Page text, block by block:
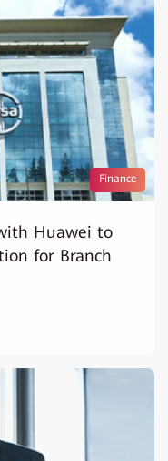
Finance
Huawei to
for Branch